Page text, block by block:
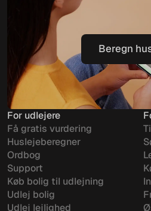
Beregn
Beregn
For udlejere
Få gratis vurdering
Huslejeberegner
Ordbog
Support
Køb bolig til udlejning
Udlej bolig
Udlej lejlighed